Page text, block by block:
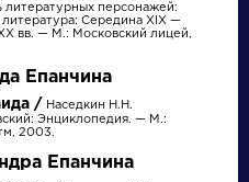
И ЕГЭ
литературных персонажей:
литература: Середина XIX —
вв. — М.: Московский лицей,
Епанчина
/ Наседкин Н.Н.
Энциклопедия. — М.:
2003.
Епанчина